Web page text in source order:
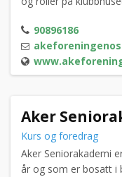
90896186
Aker
Kurs og foredrag
Aker Seniorakademi
år og som er bosatt i